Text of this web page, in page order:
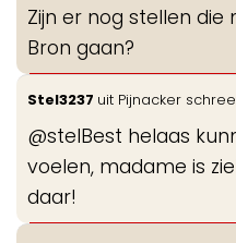
Zijn er nog stellen
Bron gaan?
Stel3237 uit Pijnacker
@stelBest helaas
voelen, madame is
daar!